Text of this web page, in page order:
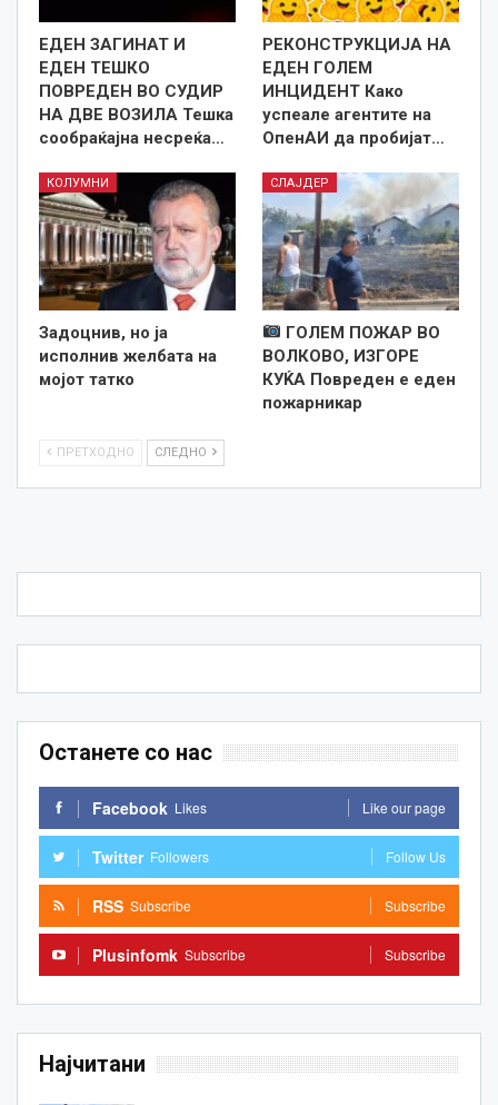
ЕДЕН ЗАГИНАТ И
ЕДЕН ТЕШКО
ПОВРЕДЕН ВО СУДИР
НА ДВЕ ВОЗИЛА Тешка
сообраќајна несреќа…
РЕКОНСТРУКЦИЈА НА
ЕДЕН ГОЛЕМ
ИНЦИДЕНТ Како
успеале агентите на
ОпенАИ да пробијат…
КОЛУМНИ
Задоцнив, но ја
исполнив желбата на
мојот татко
СЛАЈДЕР
ГОЛЕМ ПОЖАР ВО
ВОЛКОВО, ИЗГОРЕ
КУЌА Повреден е еден
пожарникар
ПРЕТХОДНО СЛЕДНО
Останете со нас
Facebook Likes Like our page
Twitter Followers Follow Us
RSS Subscribe Subscribe
Plusinfomk Subscribe Subscribe
Најчитани